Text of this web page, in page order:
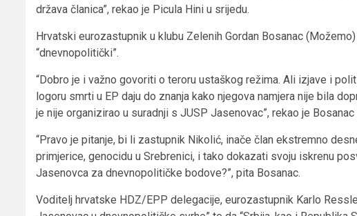
država članica”, rekao je Picula Hini u srijedu.
Hrvatski eurozastupnik u klubu Zelenih Gordan Bosanac
“dnevnopolitički”.
“Dobro je i važno govoriti o teroru ustaškog režima. Ali izjave i
logoru smrti u EP daju do znanja kako njegova namjera nije bila
je nije organizirao u suradnji s JUSP Jasenovac”, rekao je Bosanac
“Pravo je pitanje, bi li zastupnik Nikolić, inače član ekstremno
primjerice, genocidu u Srebrenici, i tako dokazati svoju iskrenu
Jasenovca za dnevnopolitičke bodove?”, pita Bosanac.
Voditelj hrvatske HDZ/EPP delegacije, eurozastupnik Karlo